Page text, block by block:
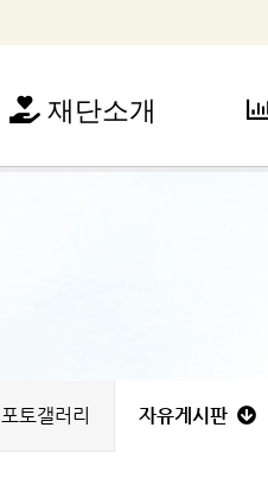
재단소개
지
포토갤러리 자유게시판